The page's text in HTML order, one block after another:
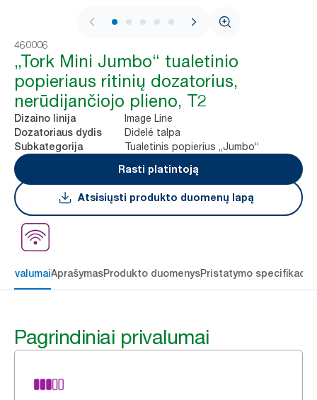
1 / 8
460006
„Tork Mini Jumbo“ tualetinio
popieriaus ritinių dozatorius,
nerūdijančiojo plieno, T2
Dizaino linija Image Line
Dozatoriaus dydis Didelė talpa
Subkategorija
Tualetinis popierius „Jumbo“
Rasti platintoją
Atsisiųsti produkto duomenų lapą
AprašymasProdukto duomenysPristatymo
Pagrindiniai privalumai